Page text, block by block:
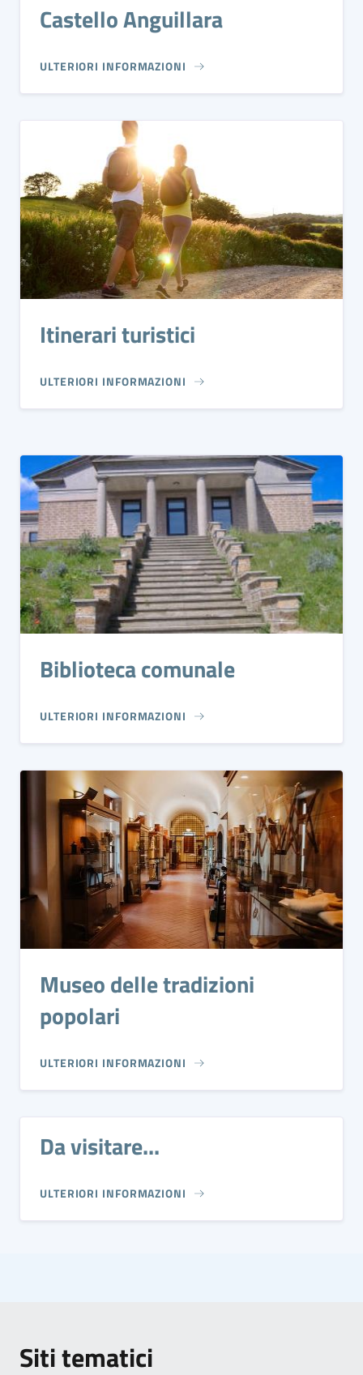
Castello Anguillara
ULTERIORI INFORMAZIONI
Itinerari turistici
ULTERIORI INFORMAZIONI
Biblioteca comunale
ULTERIORI INFORMAZIONI
Museo delle tradizioni
popolari
ULTERIORI INFORMAZIONI
Da visitare...
ULTERIORI INFORMAZIONI
Siti tematici